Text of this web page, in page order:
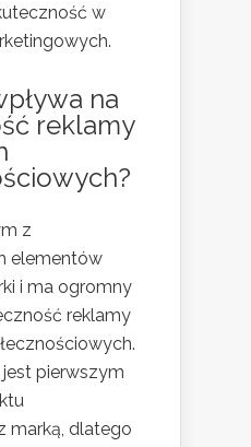
w
na
reklamy
z
elementów
i ma ogromny
reklamy
jest pierwszym
marką, dlatego